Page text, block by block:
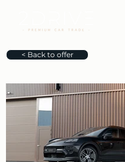
< Back to offer